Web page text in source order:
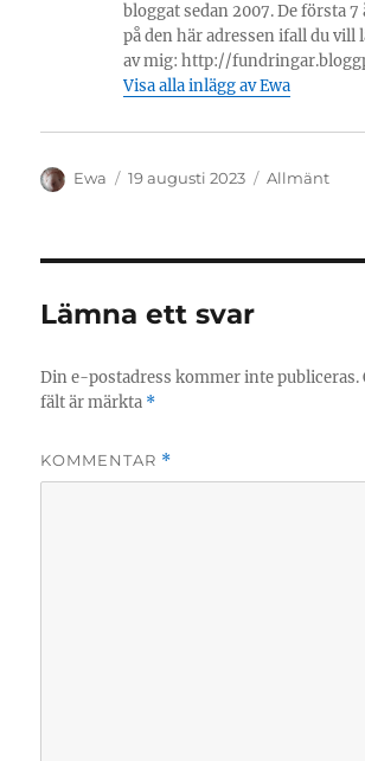
bloggat sedan 2007. De första
på den här adressen ifall du vill
av mig: http://
Visa alla inlägg av Ewa
Författare
Ewa
Publicerat
19 augusti 2023 Kategorier
Allmänt
Lämna ett svar
Din e-postadress kommer inte publiceras.
fält är märkta *
KOMMENTAR *